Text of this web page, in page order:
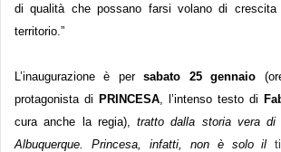
di qualità che possano farsi volano di crescita
territorio.”
L’inaugurazioneè persabato 25 gennaio
protagonista di PRINCESA , l’intenso testo di
cura anche la regia),tratto dalla storia vera di
Albuquerque. Princesa, infatti, non è solo il